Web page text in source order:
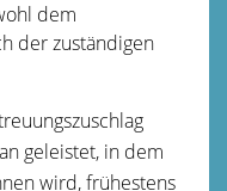
dem
der zuständigen
geleistet, in dem
wird, frühestens